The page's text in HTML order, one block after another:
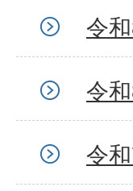
令
令
令